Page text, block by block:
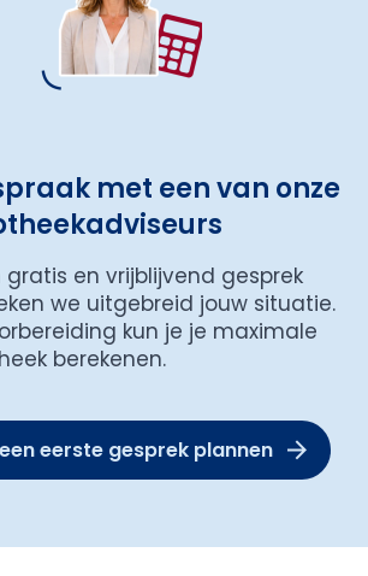
met een van onze
gratis en vrijblijvend gesprek
we uitgebreid jouw situatie.
kun je je maximale
berekenen.
eerste gesprek plannen